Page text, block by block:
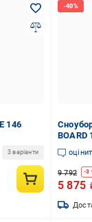
146
3 варіанти
BOARD
9 792 -3
5 875